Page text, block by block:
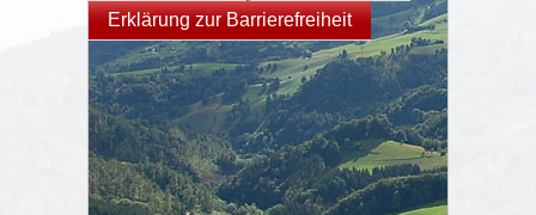
Erklärung zur Barrierefreiheit